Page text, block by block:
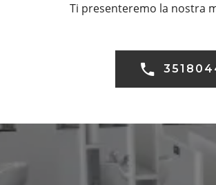
Ti presenteremo la nostra